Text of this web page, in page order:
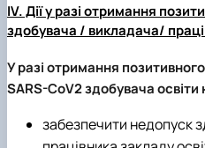
IV. Дії у разі отримання
здобувача / викладача/
У разі отримання
SARS-CoV2 здобувача освіти
забезпечити недопуск